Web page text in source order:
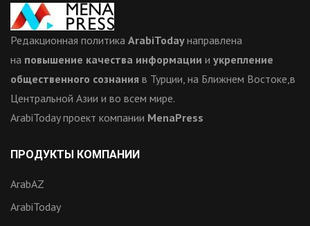
Редакционная политика ArabiTodayнаправлена
на повышение качества информации и укрепление
общественного сознания в Турции, на Ближнем Востоке,в
Центральной Азии и во всем мире.
ArabiToday проект компании MenaPress
ПРОДУКТЫ КОМПАНИИ
ArabAZ
ArabiToday